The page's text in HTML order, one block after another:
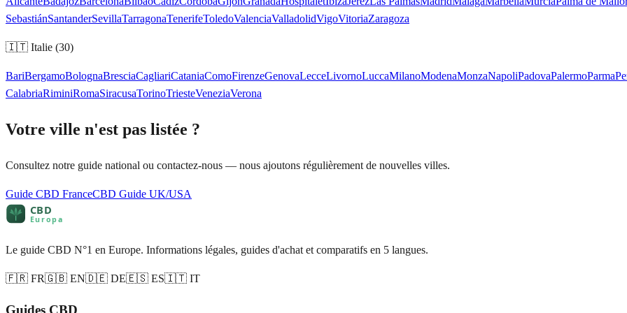
SebastiánSantanderSevillaTarragonaTenerifeToledoValenciaValladolidVigoVitoriaZaragoza
🇮🇹 Italie (30)
BariBergamoBolognaBresciaCagliariCataniaComoFirenzeGenovaLecceLivornoLuccaMilanoModenaMonzaNapoliPadovaPalermoParma
CalabriaRiminiRomaSiracusaTorinoTriesteVeneziaVerona
Votre ville n'est pas listée ?
Consultez notre guide national ou contactez-nous — nous ajoutons régulièrement de nouvelles villes.
Guide CBD FranceCBD Guide UK/USA
Le guide CBD N°1 en Europe. Informations légales, guides d'achat et comparatifs en 5 langues.
🇫🇷 FR🇬🇧 EN🇩🇪 DE🇪🇸 ES🇮🇹 IT